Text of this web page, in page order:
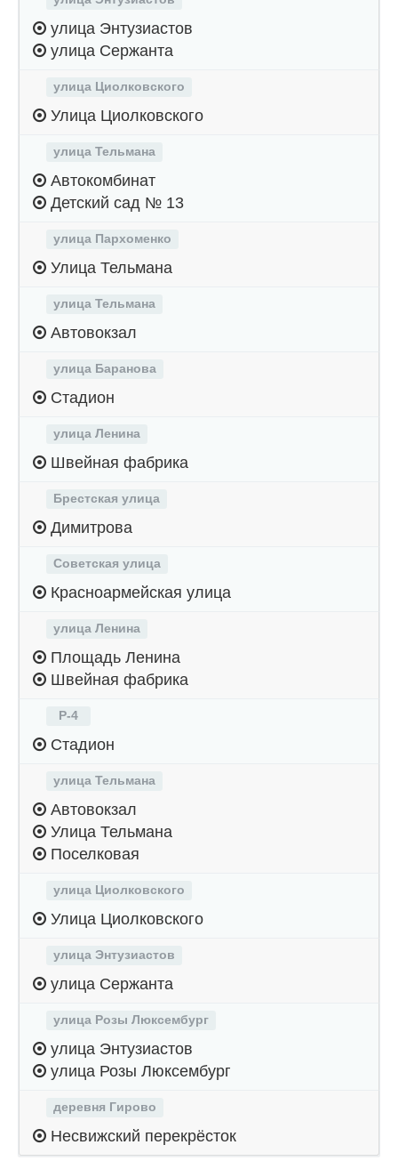
улица Энтузиастов
улица Сержанта
улица Циолковского
Улица Циолковского
улица Тельмана
Автокомбинат
Детский сад № 13
улица Пархоменко
Улица Тельмана
улица Тельмана
Автовокзал
улица Баранова
Стадион
улица Ленина
Швейная фабрика
Брестская улица
Димитрова
Советская улица
Красноармейская улица
улица Ленина
Площадь Ленина
Швейная фабрика
Р-4
Стадион
улица Тельмана
Автовокзал
Улица Тельмана
Поселковая
улица Циолковского
Улица Циолковского
улица Энтузиастов
улица Сержанта
улица Розы Люксембург
улица Энтузиастов
улица Розы Люксембург
деревня Гирово
Несвижский перекрёсток